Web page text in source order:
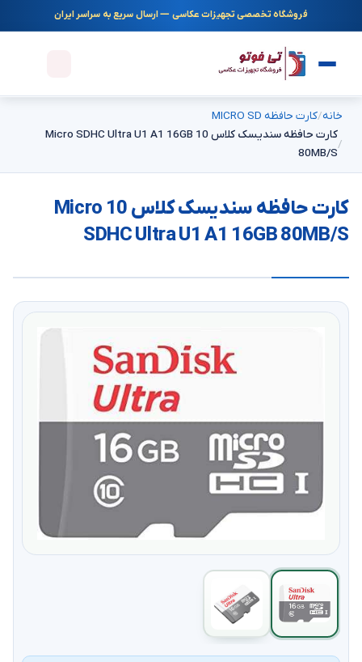
فروشگاه تخصصی تجهیزات عکاسی — ارسال سریع به سراسر ایران
خانه کارت حافظه MICRO SD
کارت حافظه سندیسک کلاس 10 Micro SDHC Ultra U1 A1 16GB
80MB/S
کارت حافظه سندیسک کلاس 10 Micro
SDHC Ultra U1 A1 16GB 80MB/S